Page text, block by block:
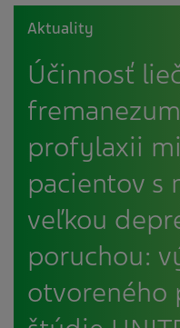
Aktuality
Účinnosť
profylaxii
pacientov s
veľkou
poruchou:
otvoreného